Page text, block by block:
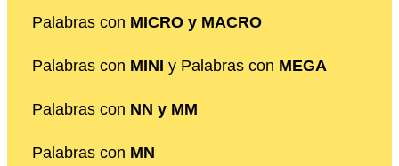
Palabras con MICRO y MACRO
Palabras con MINI y Palabras con MEGA
Palabras con NN y MM
Palabras con MN